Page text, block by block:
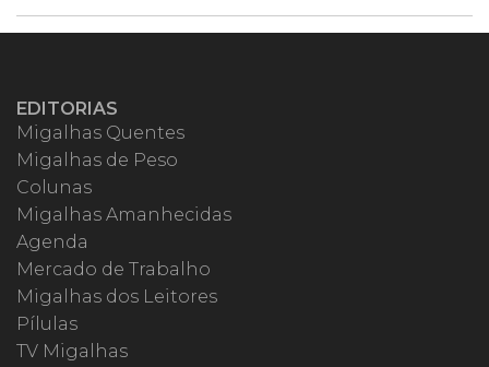
EDITORIAS
Migalhas Quentes
Migalhas de Peso
Colunas
Migalhas Amanhecidas
Agenda
Mercado de Trabalho
Migalhas dos Leitores
Pílulas
TV Migalhas